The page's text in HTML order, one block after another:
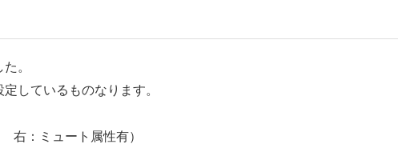
。
しているものなります。
：ミュート属性有）